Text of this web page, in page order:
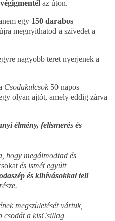
az úton.
egy 150 darabos
megnyithatod a szívedet a
nagyobb teret nyerjenek a
Csodakulcsok 50 napos
olyan ajtót, amely eddig zárva
élmény, felismerés és
hogy megálmodtad és
és ismét együtt
és kihívásokkal teli
megszületését vártuk,
csodát a kisCsillag